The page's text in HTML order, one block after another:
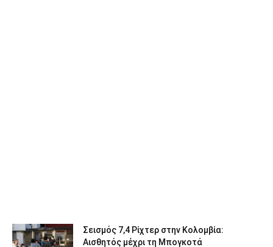
Σεισμός 7,4 Ρίχτερ στην Κολομβία:
Αισθητός μέχρι τη Μπογκοτά